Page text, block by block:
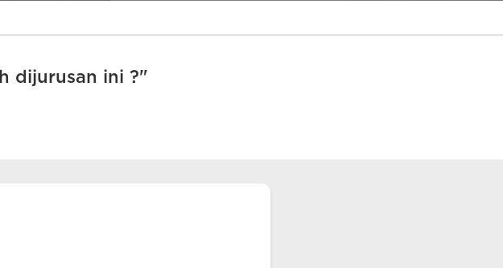
dijurusan ini ?"